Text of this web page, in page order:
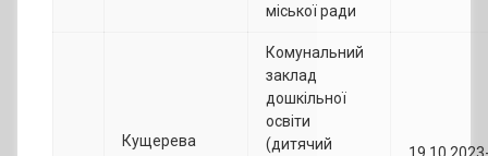
міської ради
Кущерева
Комунальний
заклад
дошкільної
освіти
(дитячий